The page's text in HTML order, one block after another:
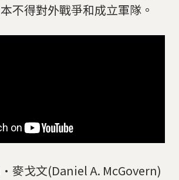
不得對外戰爭和成立軍隊。
麥戈文(Daniel A. McGovern)